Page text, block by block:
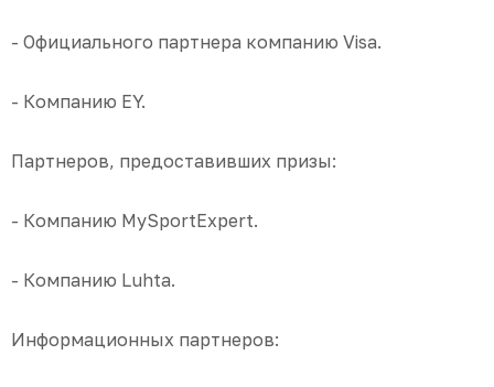
- Официального партнера компанию Visa.
- Компанию EY.
Партнеров, предоставивших призы:
- Компанию MySportExpert.
- Компанию Luhta.
Информационных партнеров: